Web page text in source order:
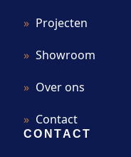
Projecten
Showroom
Over ons
Contact
CONTACT